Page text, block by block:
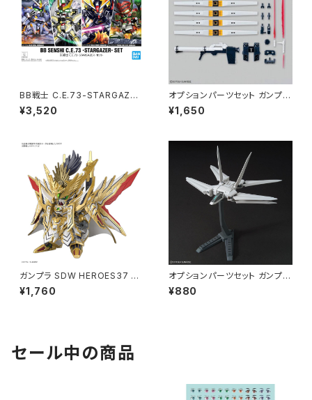
BB戦士 C.E.73-STARGAZER
-セット ガンプラ プラモデル（新
品 在庫品）
¥3,520
オプションパーツセット ガンプラ
19 (フィン･ファンネル) ガンプラ
プラモデル（新品 在庫品）
¥1,650
ガンプラ SDW HEROES37 天
下無双大将軍（新品 在庫品）
¥1,760
オプションパーツセット ガンプラ
10 (ギャラクシーブースター) ガ
ンプラ プラモデル（新品 在庫
¥880
セール中の商品